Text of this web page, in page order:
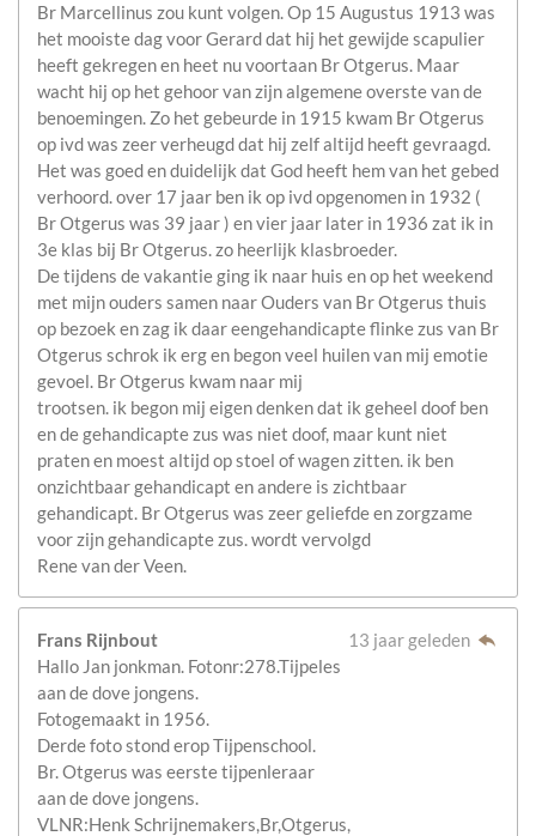
Br Marcellinus zou kunt volgen. Op 15 Augustus 1913 was
het mooiste dag voor Gerard dat hij het gewijde scapulier
heeft gekregen en heet nu voortaan Br Otgerus. Maar
wacht hij op het gehoor van zijn algemene overste van de
benoemingen. Zo het gebeurde in 1915 kwam Br Otgerus
op ivd was zeer verheugd dat hij zelf altijd heeft gevraagd.
Het was goed en duidelijk dat God heeft hem van het gebed
verhoord. over 17 jaar ben ik op ivd opgenomen in 1932 (
Br Otgerus was 39 jaar ) en vier jaar later in 1936 zat ik in
3e klas bij Br Otgerus. zo heerlijk klasbroeder.
De tijdens de vakantie ging ik naar huis en op het weekend
met mijn ouders samen naar Ouders van Br Otgerus thuis
op bezoek en zag ik daar eengehandicapte flinke zus van Br
Otgerus schrok ik erg en begon veel huilen van mij emotie
gevoel. Br Otgerus kwam naar mij
trootsen. ik begon mij eigen denken dat ik geheel doof ben
en de gehandicapte zus was niet doof, maar kunt niet
praten en moest altijd op stoel of wagen zitten. ik ben
onzichtbaar gehandicapt en andere is zichtbaar
gehandicapt. Br Otgerus was zeer geliefde en zorgzame
voor zijn gehandicapte zus. wordt vervolgd
Rene van der Veen.
Frans Rijnbout
13 jaar geleden
Hallo Jan jonkman. Fotonr:278.Tijpeles
aan de dove jongens.
Fotogemaakt in 1956.
Derde foto stond erop Tijpenschool.
Br. Otgerus was eerste tijpenleraar
aan de dove jongens.
VLNR:Henk Schrijnemakers,Br,Otgerus,